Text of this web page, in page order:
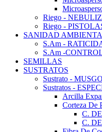
Riego -
Riego -
SANIDAD
S.Am -
S.Am -
SEMILLAS
SUSTRATOS
Sustrato -
Sustratos -
Arcilla
Corteza De
C.
C.